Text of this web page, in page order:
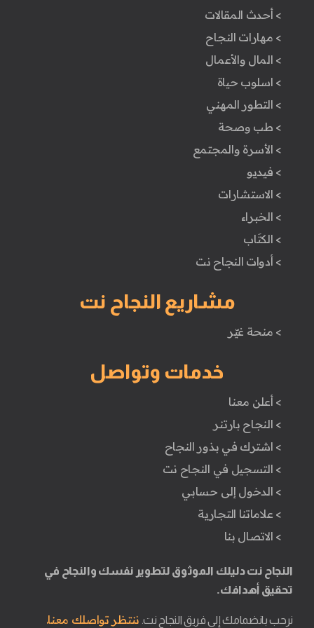
> أحدث المقالات
> مهارات النجاح
> المال والأعمال
> اسلوب حياة
> التطور المهني
> طب وصحة
> الأسرة والمجتمع
> فيديو
> الاستشارات
> الخبراء
> الكتَاب
> أدوات النجاح نت
مشاريع النجاح نت
> منحة غيّر
خدمات وتواصل
> أعلن معنا
> النجاح بارتنر
> اشترك في بذور النجاح
> التسجيل في النجاح نت
> الدخول إلى حسابي
> علاماتنا التجارية
> الاتصال بنا
النجاح نت دليلك الموثوق لتطوير نفسك والنجاح في
تحقيق أهدافك.
نرحب بانضمامك إلى فريق النجاح نت. ننتظر تواصلك معنا.